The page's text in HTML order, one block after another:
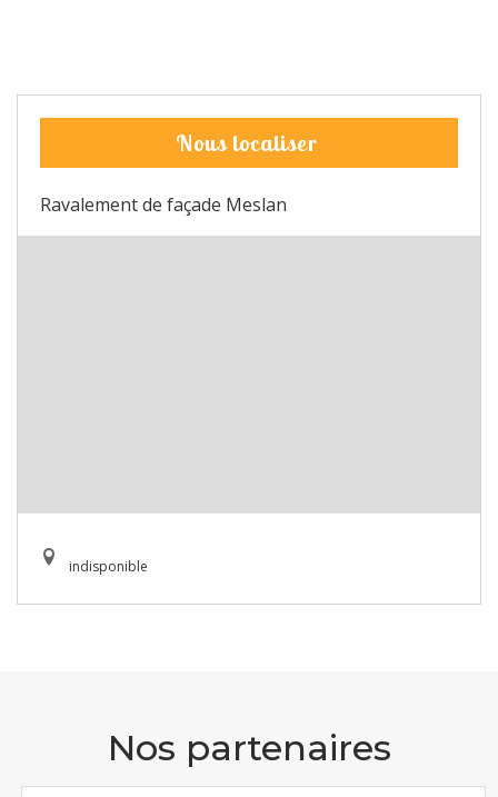
Nous localiser
Ravalement de façade Meslan
indisponible
Nos partenaires